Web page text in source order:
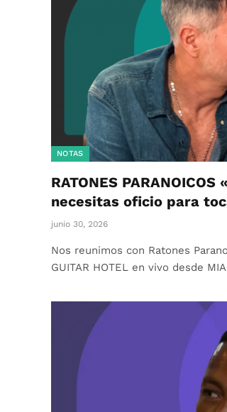
NOTAS
RATONES
necesitas oficio para
junio 30, 2026
Nos reunimos con Ratones
GUITAR HOTEL en vivo desde